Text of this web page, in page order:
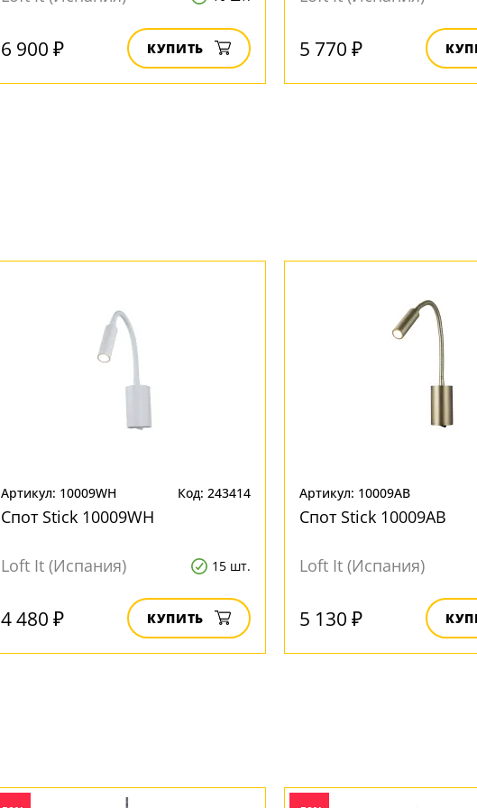
6 900 ₽ КУПИТЬ 5 770 ₽
Артикул: 10009WH Код: 243414
Спот Stick 10009WH
Loft It (Испания) 15 шт.
4 480 ₽ КУПИТЬ
Артикул: 10009AB
Спот Stick 10009AB
Loft It (Испания)
5 130 ₽